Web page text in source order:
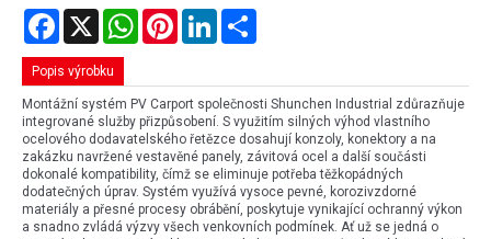
Facebook
X WhatsAppPinterestLinkedIn
Popis výrobku
Montážní systém PV Carport společnosti Shunchen Industrial zdůrazňuje
integrované služby přizpůsobení. S využitím silných výhod vlastního
ocelového dodavatelského řetězce dosahují konzoly, konektory a na
zakázku navržené vestavěné panely, závitová ocel a další součásti
dokonalé kompatibility, čímž se eliminuje potřeba těžkopádných
dodatečných úprav. Systém využívá vysoce pevné, korozivzdorné
materiály a přesné procesy obrábění, poskytuje vynikající ochranný výkon
a snadno zvládá výzvy všech venkovních podmínek. Ať už se jedná o